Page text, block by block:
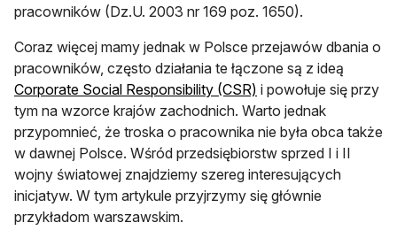
pracowników (Dz.U. 2003 nr 169 poz. 1650).
Coraz więcej mamy jednak w Polsce przejawów dbania o
pracowników, często działania te łączone są z ideą
Corporate Social Responsibility (CSR) otwiera się w nowej
i powołuje się przy
tym na wzorce krajów zachodnich. Warto jednak
przypomnieć, że troska o pracownika nie była obca także
w dawnej Polsce. Wśród przedsiębiorstw sprzed I i II
wojny światowej znajdziemy szereg interesujących
inicjatyw. W tym artykule przyjrzymy się głównie
przykładom warszawskim.